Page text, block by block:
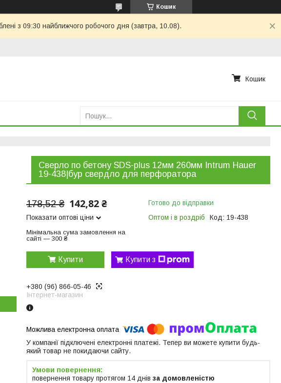
Кошик
з 09:30 найближчого робочого дня (завтра, 10.08).
Кошик
Сверло по бетону SDS-plus 12мм 260мм Intrum Hauer
19-438|бур свердло для перфоратора
178,52 ₴ 142,82 ₴
Показати оптові ціни
Мінімальна сума замовлення на
сайті — 300 ₴
Готово до відправки
Оптом і в роздріб
Код: 19-438
Купити Купити з
+380 (96) 866-05-46
Інтернет-магазин
У компанії підключені електронні платежі. Тепер ви можете купити будь-
який товар не покидаючи сайту.
повернення товару протягом 14 днів за домовленістю